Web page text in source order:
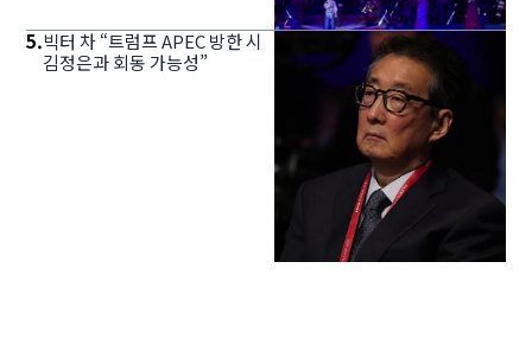
5.빅터 차 “트럼프 APEC 방한 시
김정은과 회동 가능성”